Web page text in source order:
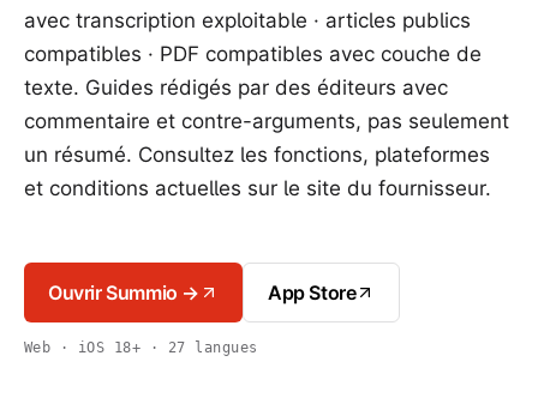
avec transcription exploitable · articles publics
compatibles · PDF compatibles avec couche de
texte. Guides rédigés par des éditeurs avec
commentaire et contre-arguments, pas seulement
un résumé. Consultez les fonctions, plateformes
et conditions actuelles sur le site du fournisseur.
Ouvrir Summio → App Store
Web · iOS 18+ · 27 langues